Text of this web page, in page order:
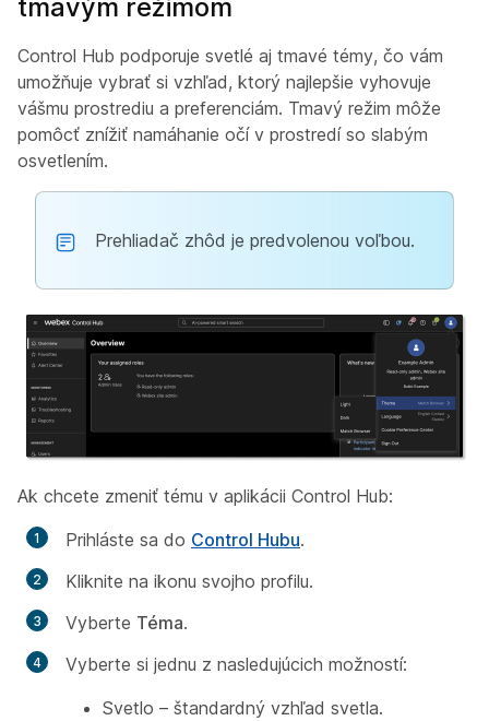
tmavým režimom
Control Hub podporuje svetlé aj tmavé témy, čo vám
umožňuje vybrať si vzhľad, ktorý najlepšie vyhovuje
vášmu prostrediu a preferenciám. Tmavý režim môže
pomôcť znížiť namáhanie očí v prostredí so slabým
osvetlením.
Prehliadač zhôd je predvolenou voľbou.
Ak chcete zmeniť tému v aplikácii Control Hub:
Prihláste sa do Control Hubu.
Kliknite na ikonu svojho profilu.
Vyberte Téma.
Vyberte si jednu z nasledujúcich možností:
Svetlo – štandardný vzhľad svetla.